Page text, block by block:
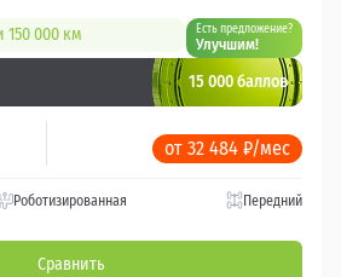
150 000 км Есть предложение?
Улучшим!
15 000 баллов
от 32 484 ₽/мес
Роботизированная Передний
Сравнить